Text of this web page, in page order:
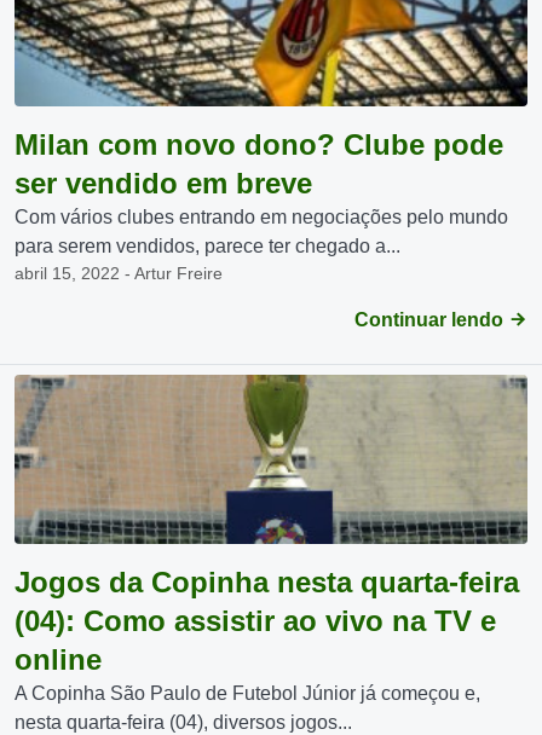
Milan com novo dono? Clube pode
ser vendido em breve
Com vários clubes entrando em negociações pelo mundo
para serem vendidos, parece ter chegado a...
abril 15, 2022 - Artur Freire
Continuar lendo
Jogos da Copinha nesta quarta-feira
(04): Como assistir ao vivo na TV e
online
A Copinha São Paulo de Futebol Júnior já começou e,
nesta quarta-feira (04), diversos jogos...